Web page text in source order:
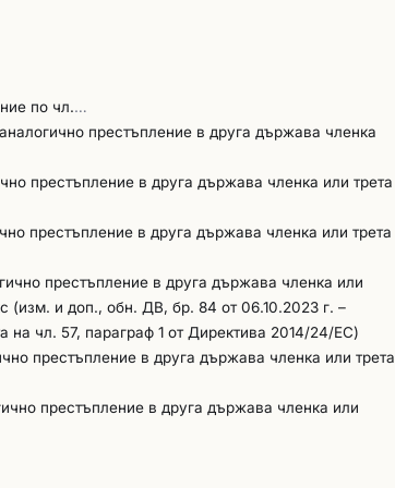
по чл.…
престъпление в друга държава членка
престъпление в друга държава членка или трета
престъпление в друга държава членка или трета
престъпление в друга държава членка или
(изм. и доп., обн. ДВ, бр. 84 от 06.10.2023 г. –
на чл. 57, параграф 1 от Директива 2014/24/ЕС)
престъпление в друга държава членка или трета
престъпление в друга държава членка или